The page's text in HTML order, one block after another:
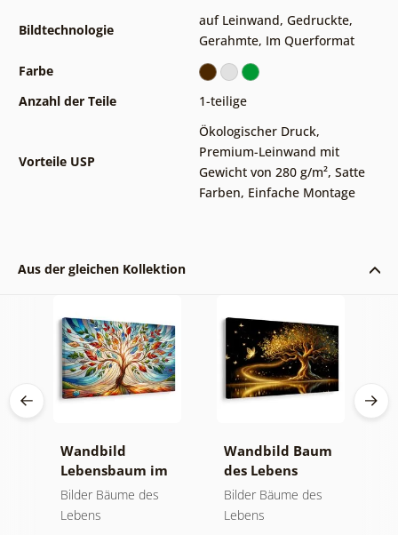
Bildtechnologie
auf Leinwand, Gedruckte,
Gerahmte, Im Querformat
Farbe
Anzahl der Teile
1-teilige
Vorteile USP
Ökologischer Druck,
Premium-Leinwand mit
Gewicht von 280 g/m², Satte
Farben, Einfache Montage
Aus der gleichen Kollektion
Wandbild
Lebensbaum im
bunten
Glasfenster
Bilder Bäume des
Lebens
Wandbild Baum
des Lebens
goldene Magie
Bilder Bäume des
Lebens